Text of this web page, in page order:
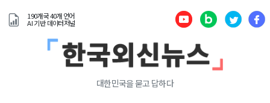
190개국 40개 언어
AI 기반 데이터저널
대한민국을 묻고 답하다